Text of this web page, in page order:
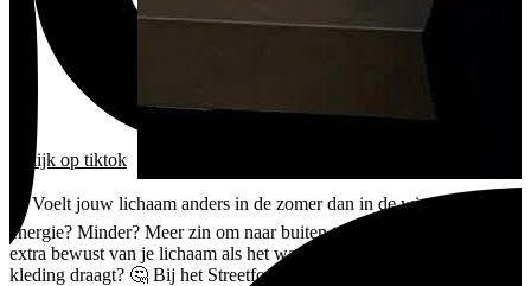
bekijk op tiktok
☀️ Voelt jouw lichaam anders in de zomer dan in de winter? Meer
energie? Minder? Meer zin om naar buiten te gaan? Of word je juist
extra bewust van je lichaam als het warmer wordt en je andere
kleding draagt? 🤔 Bij het Streetforum zijn we benieuwd naar jouw